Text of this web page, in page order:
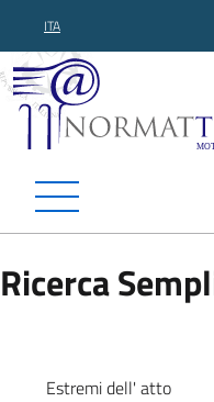
ITA
Ricerca
Estremi dell' atto